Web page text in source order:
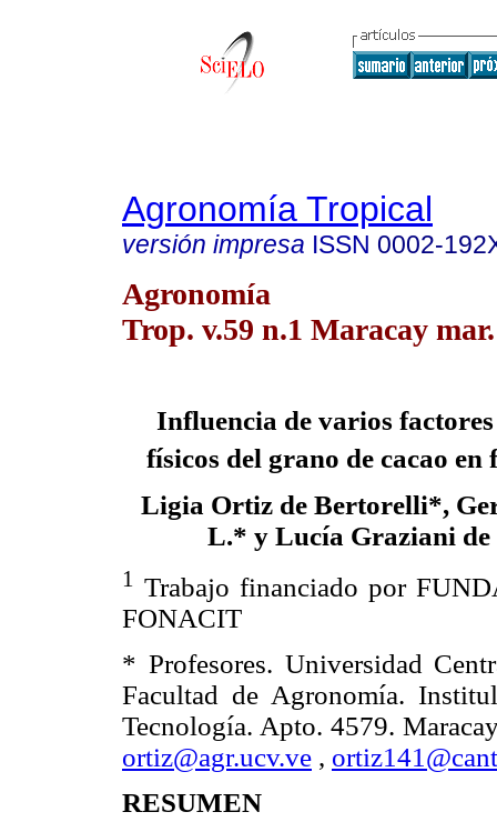
Agronomía Tropical
versión impresa ISSN 0002-
Agronomía
Trop. v.59 n.1 Maracay
Influencia de varios
físicos del grano de cacao en
Ligia Ortiz de Bertorelli*,
L.* y Lucía Graziani
1 Trabajo financiado por
FONACIT
* Profesores. Universidad
Facultad de Agronomía.
Tecnología. Apto. 4579.
ortiz@agr.ucv.ve ,
RESUMEN